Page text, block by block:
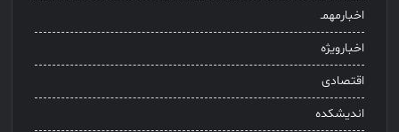
اخبارمهمـ
اخبارویژه
اقتصادی
اندیشکده